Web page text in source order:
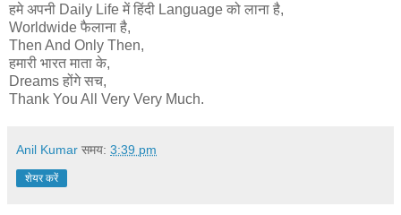
हमे अपनी Daily Life में हिंदी Language को लाना है,
Worldwide फैलाना है,
Then And Only Then,
हमारी भारत माता के,
Dreams होंगे सच,
Thank You All Very Very Much.
Anil Kumar समय: 3:39 pm
शेयर करें